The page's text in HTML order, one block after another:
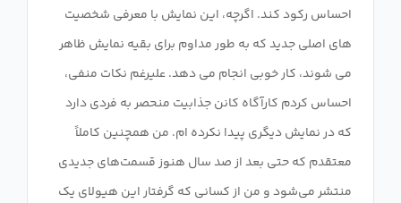
احساس رکود کند. اگرچه، این نمایش با معرفی شخصیت
های اصلی جدید که به طور مداوم برای بقیه نمایش ظاهر
می شوند، کار خوبی انجام می دهد. علیرغم نکات منفی،
احساس کردم کارآگاه کانن جذابیت منحصر به فردی دارد
که در نمایش دیگری پیدا نکرده ام. من همچنین کاملاً
معتقدم که حتی بعد از صد سال هنوز قسمت‌های جدیدی
منتشر می‌شود و من از کسانی که گرفتار این هیولای یک